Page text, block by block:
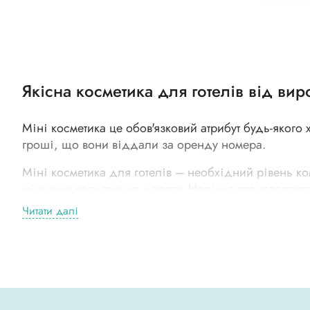
Якісна косметика для готелів від
Міні косметика це обов'язковий атрибут будь-
гроші, що вони віддали за оренду номера.
Міні косметика для готелів – необхідний рівень
мінімуму косметики в дорогу. Нерідко
постояльців готелю не виникає проблеми з
найчастіше, то перелік косметичних засобів
Читати далі